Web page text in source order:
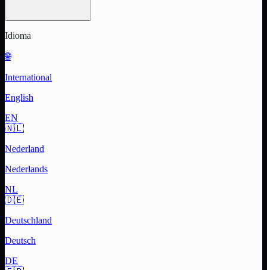
Idioma
🌐
International
English
EN
🇳🇱
Nederland
Nederlands
NL
🇩🇪
Deutschland
Deutsch
DE